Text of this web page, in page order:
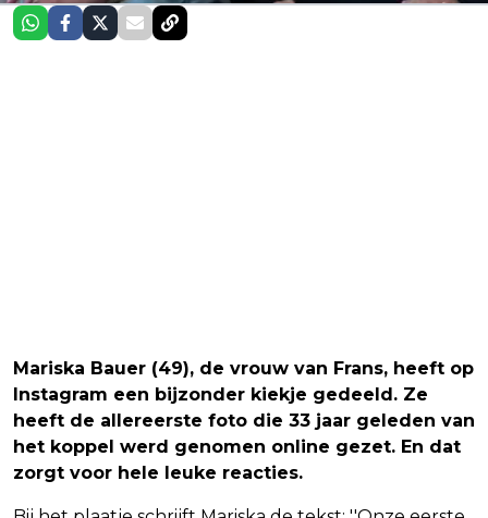
Mariska Bauer (49), de vrouw van Frans, heeft op
Instagram een bijzonder kiekje gedeeld. Ze
heeft de allereerste foto die 33 jaar geleden van
het koppel werd genomen online gezet. En dat
zorgt voor hele leuke reacties.